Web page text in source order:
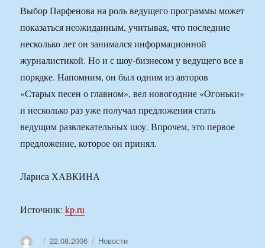
Выбор Парфенова на роль ведущего программы может
показаться неожиданным, учитывая, что последние
несколько лет он занимался информационной
журналистикой. Но и с шоу-бизнесом у ведущего все в
порядке. Напомним, он был одним из авторов
«Старых песен о главном», вел новогодние «Огоньки»
и несколько раз уже получал предложения стать
ведущим развлекательных шоу. Впрочем, это первое
предложение, которое он принял.
Лариса ХАВКИНА
Источник:kp.ru
АвторОпубликовано
22.08.2006 Рубрики
Новости